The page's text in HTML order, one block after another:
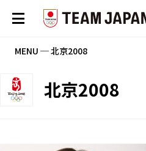
MENU ─ 北京2008
北京2008